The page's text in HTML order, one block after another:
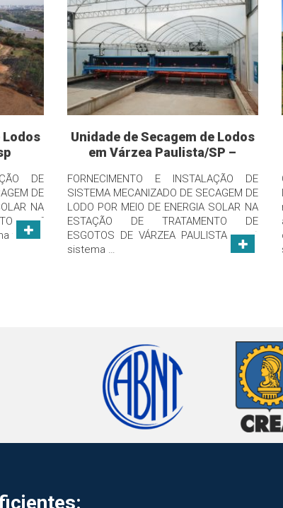
Lodos
DE
DE
NA
DE
foi …
Unidade de Secagem de Lodos
em Várzea Paulista/SP –
FORNECIMENTO E INSTALAÇÃO DE
SISTEMA MECANIZADO DE SECAGEM DE
LODO POR MEIO DE ENERGIA SOLAR NA
ESTAÇÃO DE TRATAMENTO DE
ESGOTOS DE VÁRZEA PAULISTA/SP O
sistema …